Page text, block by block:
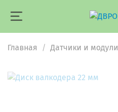
Главная Датчики и модули